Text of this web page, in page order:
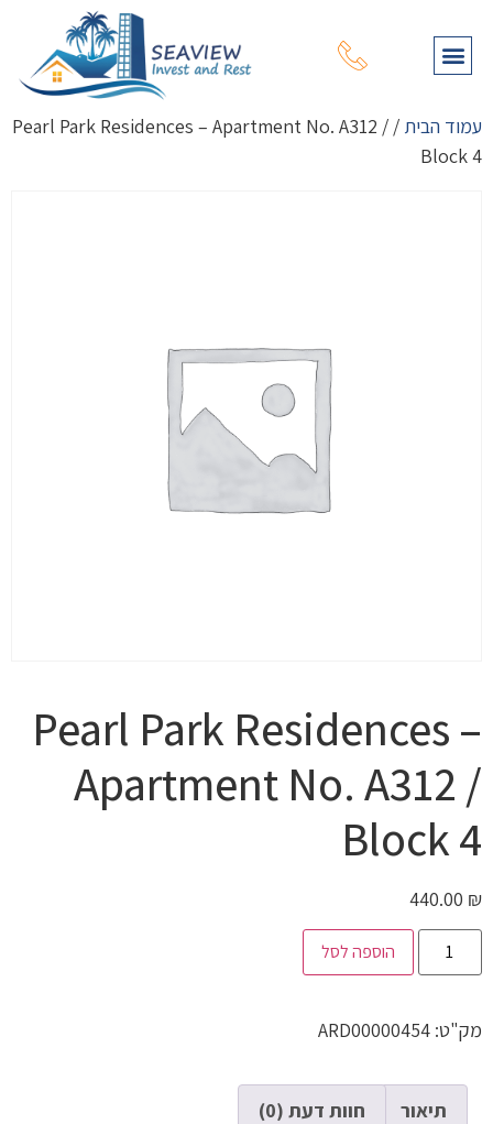
עמוד הבית
/ Pearl Park Residences – Apartment No. A312 /
Block 4
Pearl Park Residences –
Apartment No. A312 /
Block 4
440.00 ₪
הוספה לסל
מק"ט: ARD00000454
תיאור חוות דעת (0)